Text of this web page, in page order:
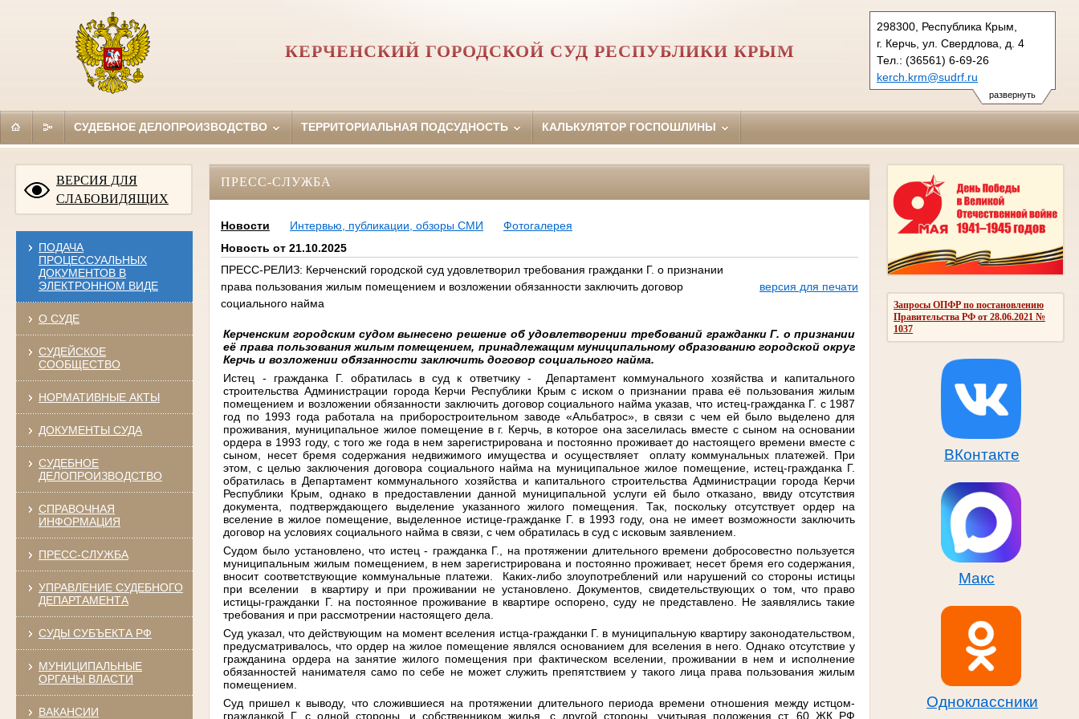
развернуть
298300, Республика Крым,
г. Керчь, ул. Свердлова, д. 4
Тел.: (36561) 6-69-26
kerch.krm@sudrf.ru
КЕРЧЕНСКИЙ ГОРОДСКОЙ СУД РЕСПУБЛИКИ КРЫМ
СУДЕБНОЕ ДЕЛОПРОИЗВОДСТВО ТЕРРИТОРИАЛЬНАЯ ПОДСУДНОСТЬ КАЛЬКУЛЯТОР ГОСПОШЛИНЫ
ВЕРСИЯ ДЛЯ
СЛАБОВИДЯЩИХ
ПОДАЧА
ПРОЦЕССУАЛЬНЫХ
ДОКУМЕНТОВ В
ЭЛЕКТРОННОМ ВИДЕ
О СУДЕ
СУДЕЙСКОЕ
СООБЩЕСТВО
НОРМАТИВНЫЕ АКТЫ
ДОКУМЕНТЫ СУДА
СУДЕБНОЕ
ДЕЛОПРОИЗВОДСТВО
СПРАВОЧНАЯ
ИНФОРМАЦИЯ
ПРЕСС-СЛУЖБА
УПРАВЛЕНИЕ СУДЕБНОГО
ДЕПАРТАМЕНТА
СУДЫ СУБЪЕКТА РФ
МУНИЦИПАЛЬНЫЕ
ОРГАНЫ ВЛАСТИ
ВАКАНСИИ
Запросы ОПФР по постановлению
Правительства РФ от 28.06.2021 №
1037
ВКонтакте
Макс
Одноклассники
ПРЕСС-СЛУЖБА
Новости Интервью, публикации, обзоры СМИ
Фотогалерея
Новость от 21.10.2025
ПРЕСС-РЕЛИЗ: Керченский городской суд удовлетворил требования гражданки Г. о признании
права пользования жилым помещением и возложении обязанности заключить договор
социального найма
версия для печати
Керченским городским судом вынесено решение об удовлетворении требований гражданки Г. о признании
её права пользования жилым помещением, принадлежащим муниципальному образованию городской округ
Керчь и возложении обязанности заключить договор социального найма.
Истец - гражданка Г. обратилась в суд к ответчику - Департамент коммунального хозяйства и капитального
строительства Администрации города Керчи Республики Крым с иском о признании права её пользования жилым
помещением и возложении обязанности заключить договор социального найма указав, что истец-гражданка Г. с 1987
год по 1993 года работала на приборостроительном заводе «Альбатрос», в связи с чем ей было выделено для
проживания, муниципальное жилое помещение в г. Керчь, в которое она заселилась вместе с сыном на основании
ордера в 1993 году, с того же года в нем зарегистрирована и постоянно проживает до настоящего времени вместе с
сыном, несет бремя содержания недвижимого имущества и осуществляет оплату коммунальных платежей. При
этом, с целью заключения договора социального найма на муниципальное жилое помещение, истец-гражданка Г.
обратилась в Департамент коммунального хозяйства и капитального строительства Администрации города Керчи
Республики Крым, однако в предоставлении данной муниципальной услуги ей было отказано, ввиду отсутствия
документа, подтверждающего выделение указанного жилого помещения. Так, поскольку отсутствует ордер на
вселение в жилое помещение, выделенное истице-гражданке Г. в 1993 году, она не имеет возможности заключить
договор на условиях социального найма в связи, с чем обратилась в суд с исковым заявлением.
Судом было установлено, что истец - гражданка Г., на протяжении длительного времени добросовестно пользуется
муниципальным жилым помещением, в нем зарегистрирована и постоянно проживает, несет бремя его содержания,
вносит соответствующие коммунальные платежи. Каких-либо злоупотреблений или нарушений со стороны истицы
при вселении в квартиру и при проживании не установлено. Документов, свидетельствующих о том, что право
истицы-гражданки Г. на постоянное проживание в квартире оспорено, суду не представлено. Не заявлялись такие
требования и при рассмотрении настоящего дела.
Суд указал, что действующим на момент вселения истца-гражданки Г. в муниципальную квартиру законодательством,
предусматривалось, что ордер на жилое помещение являлся основанием для вселения в него. Однако отсутствие у
гражданина ордера на занятие жилого помещения при фактическом вселении, проживании в нем и исполнение
обязанностей нанимателя само по себе не может служить препятствием у такого лица права пользования жилым
помещением.
Суд пришел к выводу, что сложившиеся на протяжении длительного периода времени отношения между истцом-
гражданкой Г. с одной стороны, и собственником жилья, с другой стороны, учитывая положения ст. 60 ЖК РФ